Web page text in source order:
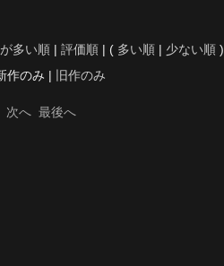
多い順| 評価順| ( 多い順| 少ない順)
作のみ | 旧作のみ
次へ 最後へ